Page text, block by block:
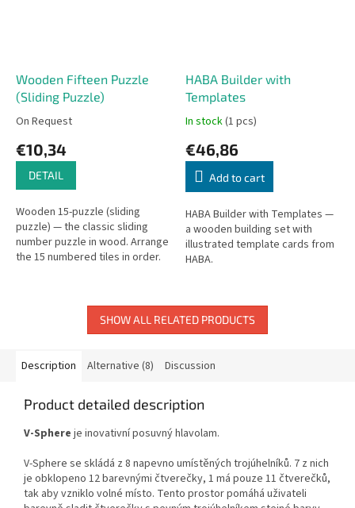
Wooden Fifteen Puzzle
(Sliding Puzzle)
On Request
€10,34
DETAIL
Wooden 15-puzzle (sliding
puzzle) — the classic sliding
number puzzle in wood. Arrange
the 15 numbered tiles in order.
HABA Builder with
Templates
In stock(1 pcs)
€46,86
Add to cart
HABA Builder with Templates —
a wooden building set with
illustrated template cards from
HABA.
SHOW ALL RELATED PRODUCTS
Description Alternative (8) Discussion
Product detailed description
V-Sphere je inovativní posuvný hlavolam.
V-Sphere se skládá z 8 napevno umístěných trojúhelníků. 7 z nich
je obklopeno 12 barevnými čtverečky, 1 má pouze 11 čtverečků,
tak aby vzniklo volné místo. Tento prostor pomáhá uživateli